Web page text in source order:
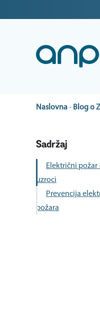
Naslovna- Blog o
Sadržaj
Električni požar
uzroci
Prevencija
požara